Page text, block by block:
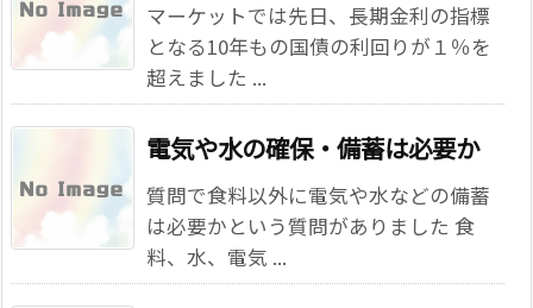
マーケットでは先日、長期金利の指標
となる10年もの国債の利回りが１％を
超えました ...
電気や水の確保・備蓄は必要か
質問で食料以外に電気や水などの備蓄
は必要かという質問がありました 食
料、水、電気 ...